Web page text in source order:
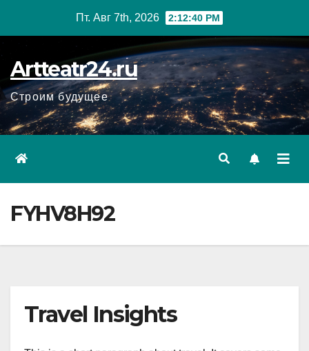
Пт. Авг 7th, 2026 2:12:41 PM
Artteatr24.ru
Строим будущее
FYHV8H92
Travel Insights